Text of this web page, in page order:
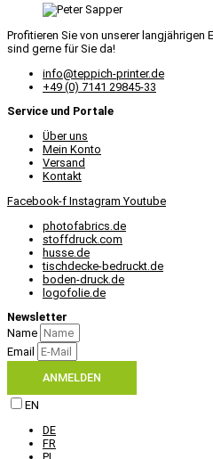
Profitieren Sie von unserer langjährigen
sind gerne für Sie da!
info@teppich-printer.de
+49 (0) 7141 29845-33
Service und Portale
Über uns
Mein Konto
Versand
Kontakt
Facebook-f Instagram Youtube
photofabrics.de
stoffdruck.com
husse.de
tischdecke-bedruckt.de
boden-druck.de
logofolie.de
Newsletter
Name
Email
ANMELDEN
EN
DE
FR